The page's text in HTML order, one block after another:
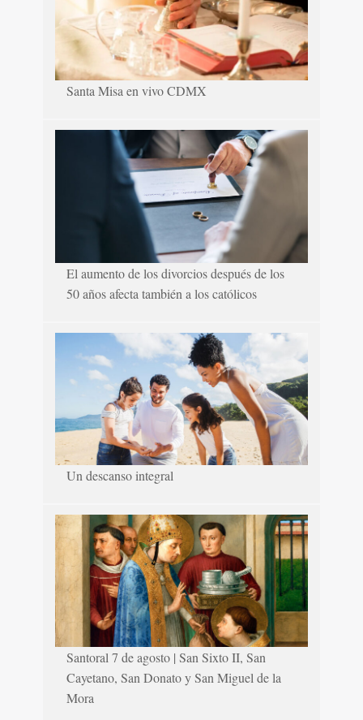
Santa Misa en vivo CDMX
El aumento de los divorcios después de los
50 años afecta también a los católicos
Un descanso integral
Santoral 7 de agosto | San Sixto II, San
Cayetano, San Donato y San Miguel de la
Mora